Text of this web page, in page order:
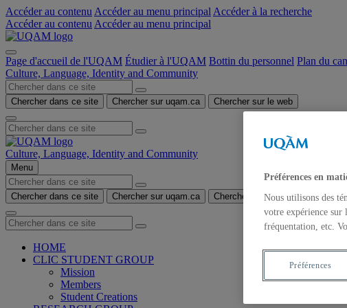
Accéder au contenu Accéder au menu principal Accéder à la recherche
Accéder au contenu Accéder au menu principal
Page d'accueil de l'UQAM Étudier à l'UQAM Bottin du personnel Plan du
Culture, Language, Identity and Community
Chercher dans ce site Chercher sur uqam.ca Chercher sur le web
Culture, Language, Identity and Community
Menu
Chercher dans ce site Chercher sur uqam.ca Chercher sur le web
HOME
CLIC STUDENT GROUP
Mission
Members
Student Creations
Préférences en
Nous utilisons des
votre expérience sur
fréquentation, etc.
Préférences